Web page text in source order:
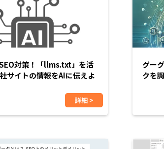
対策！「llms.txt」を活
サイトの情報をAIに伝えよ
詳細 >
グー
クを